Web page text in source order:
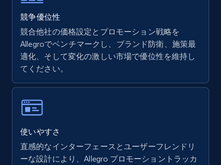
Walmart - products - Find new products by
using specific category URL
URL, Final price, Sku, Currency, Gtin,
Specifications, Image urls, Top reviews, and
more.
5.6K+
競争優位性
競合他社の価格設定とプロモーション戦略を
Allegroでベンチマークし、ブランド防衛、施策最
適化、そして変化の激しい市場で優位性を維持し
てください。
使いやすさ
直感的なインターフェースとユーザーフレンドリ
ーな設計により、Allegro プロモーショントラッカ